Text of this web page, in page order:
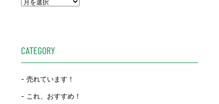
CATEGORY
売れています！
これ、おすすめ！